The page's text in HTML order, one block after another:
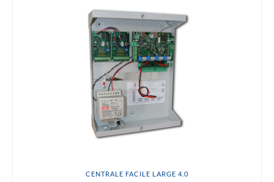
CENTRALE FACILE LARGE 4.0